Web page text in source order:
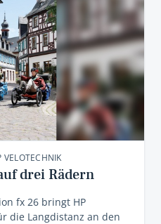
VELOTECHNIK
drei Rädern
fx 26 bringt HP
die Langdistanz an den